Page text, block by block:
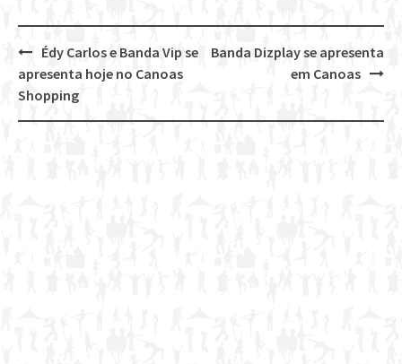
Post
navigation
Banda Dizplay se apresenta
em Canoas
Édy Carlos e Banda Vip se
apresenta hoje no Canoas
Shopping